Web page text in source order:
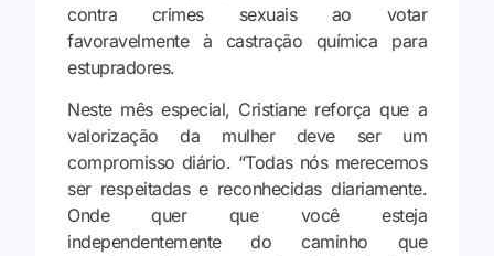
contra crimes sexuais ao votar
favoravelmente à castração química para
estupradores.
Neste mês especial, Cristiane reforça que a
valorização da mulher deve ser um
compromisso diário. “Todas nós merecemos
ser respeitadas e reconhecidas diariamente.
Onde quer que você esteja
independentemente do caminho que